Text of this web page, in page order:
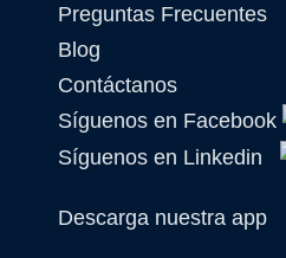
Preguntas Frecuentes
Blog
Contáctanos
Síguenos en Facebook
Síguenos en Linkedin
Descarga nuestra app